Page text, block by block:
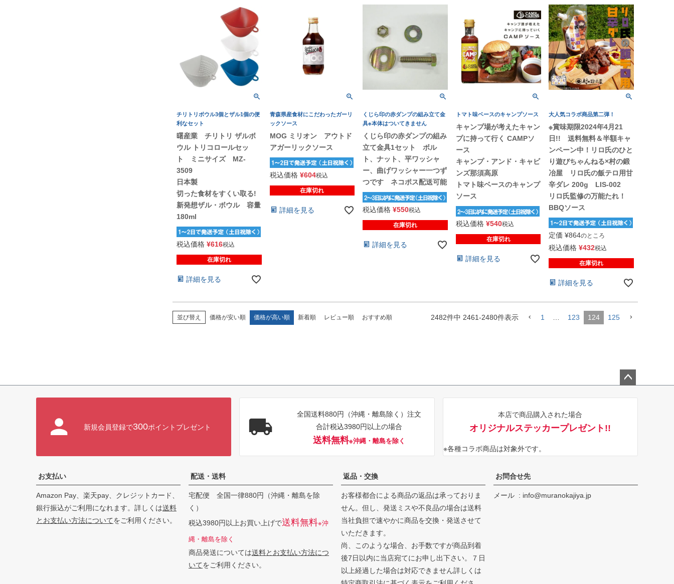
チリトリボウル3個とザル1個の便
利なセット
曙産業 チリトリ ザルボ
ウル トリコロールセッ
ト ミニサイズ MZ-
3509
日本製
切った食材をすくい取る!
新発想ザル・ボウル 容量
180ml
税込価格 ¥616税込
在庫切れ
詳細を見る
青森県産食材にこだわったガーリ
ックソース
MOG ミリオン アウトド
アガーリックソース
税込価格 ¥604税込
在庫切れ
詳細を見る
くじら印の赤ダンプの組み立て金
具※本体はついてきません
くじら印の赤ダンプの組み
立て金具1セット ボル
ト、ナット、平ワッシャ
ー、曲げワッシャー一つず
つです ネコポス配送可能
税込価格 ¥550税込
在庫切れ
詳細を見る
トマト味ベースのキャンプソース
キャンプ場が考えたキャン
プに持って行く CAMPソ
ース
キャンプ・アンド・キャビ
ンズ那須高原
トマト味ベースのキャンプ
ソース
税込価格 ¥540税込
在庫切れ
詳細を見る
大人気コラボ商品第二弾！
※賞味期限2024年4月21
日!! 送料無料＆半額キャ
ンペーン中！リロ氏のひと
り遊びちゃんねる×村の鍛
冶屋 リロ氏の飯テロ用甘
辛ダレ 200g LIS-002
リロ氏監修の万能たれ！
BBQソース
定価 ¥864のところ
税込価格 ¥432税込
在庫切れ
詳細を見る
並び替え 価格が安い順 価格が高い順 新着順 レビュー順 おすすめ順 2482件中 2461-2480件表示 1 123 124 125
新規会員登録で300ポイントプレゼント
全国送料880円（沖縄・離島除く）注文
合計税込3980円以上の場合
送料無料※沖縄・離島を除く
本店で商品購入された場合
オリジナルステッカープレゼント!!
※各種コラボ商品は対象外です。
お支払い
Amazon Pay、楽天pay、クレジットカード、
銀行振込がご利用になれます。詳しくは送料
とお支払い方法についてをご利用ください。
配送・送料
宅配便 全国一律880円（沖縄・離島を除
く）
税込3980円以上お買い上げで送料無料※沖
縄・離島を除く
商品発送については送料とお支払い方法につ
いてをご利用ください。
返品・交換
お客様都合による商品の返品は承っておりま
せん。但し、発送ミスや不良品の場合は送料
当社負担で速やかに商品を交換・発送させて
いただきます。
尚、このような場合、お手数ですが商品到着
後7日以内に当店宛てにお申し出下さい。７日
以上経過した場合は対応できません詳しくは
お問合せ先
メール info@muranokajiya.jp